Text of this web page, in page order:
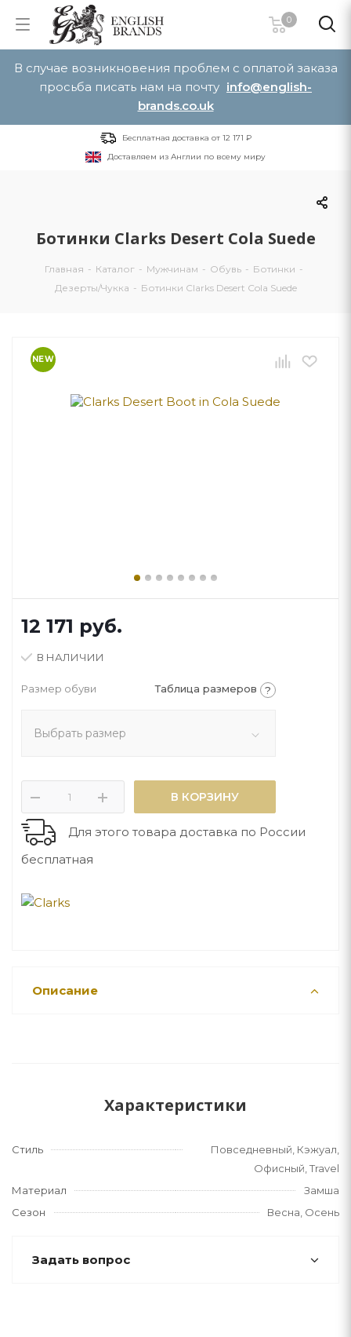
0
В случае возникновения проблем с оплатой заказа
просьба писать нам на почту info@english-
brands.co.uk
Бесплатная доставка от 12 171 ₽
Доставляем из Англии по всему миру
Ботинки Clarks Desert Cola Suede
Главная - Каталог - Мужчинам - Обувь - Ботинки -
Дезерты/Чукка - Ботинки Clarks Desert Cola Suede
NEW
12 171 руб.
В НАЛИЧИИ
Размер обуви Таблица размеров ?
Выбрать размер
В КОРЗИНУ
Для этого товара доставка по России
бесплатная
Описание
Характеристики
Стиль
Повседневный, Кэжуал,
Офисный, Travel
Материал
Замша
Сезон
Весна, Осень
Задать вопрос